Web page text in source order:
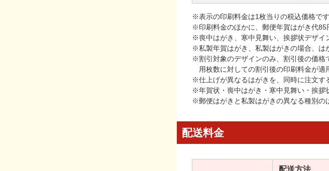
※表示の印刷料金は1枚当りの税込価格です
※印刷料金のほかに、郵便年賀はがき代85
※喪中はがき、寒中見舞い、挨拶状デザイ
※私製年賀はがき、私製はがきの場合、は
※割引対象のデザインのみ、割引後の価格
用枚数に対しての割引後の印刷料金が適
※仕上げが異なるはがきを、同時に注文す
※年賀状・喪中はがき・寒中見舞い・挨拶
※郵便はがきと私製はがきの異なる種別の
配送料金
配送方法